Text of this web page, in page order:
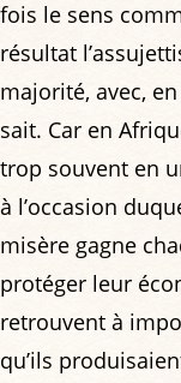
fois le sens
résultat
majorité, avec,
sait. Car en
trop souvent en
à l’occasion
misère gagne
protéger leur
retrouvent à
qu’ils